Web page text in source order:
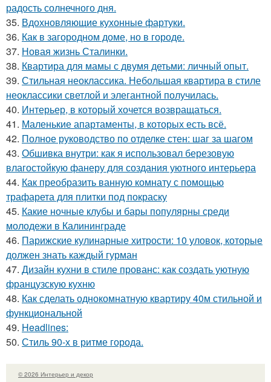
радость солнечного дня.
35. Вдохновляющие кухонные фартуки.
36. Как в загородном доме, но в городе.
37. Новая жизнь Сталинки.
38. Квартира для мамы с двумя детьми: личный опыт.
39. Стильная неоклассика. Небольшая квартира в стиле
неоклассики светлой и элегантной получилась.
40. Интерьер, в который хочется возвращаться.
41. Маленькие апартаменты, в которых есть всё.
42. Полное руководство по отделке стен: шаг за шагом
43. Обшивка внутри: как я использовал березовую
влагостойкую фанеру для создания уютного интерьера
44. Как преобразить ванную комнату с помощью
трафарета для плитки под покраску
45. Какие ночные клубы и бары популярны среди
молодежи в Калининграде
46. Парижские кулинарные хитрости: 10 уловок, которые
должен знать каждый гурман
47. Дизайн кухни в стиле прованс: как создать уютную
французскую кухню
48. Как сделать однокомнатную квартиру 40м стильной и
функциональной
49. Headlines:
50. Стиль 90-х в ритме города.
© 2026 Интерьер и декор